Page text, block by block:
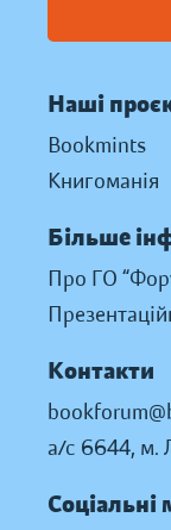
Наші
Bookmints
Книгоманія
Більше
Про ГО
Контакти
а/с 6644, м.
Соціальні